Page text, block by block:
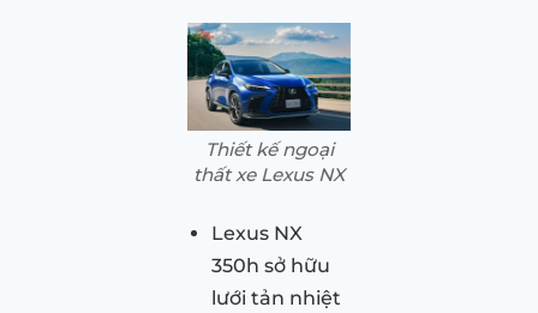
Thiết kế ngoại
thất xe Lexus NX
Lexus NX
350h sở hữu
lưới tản nhiệt